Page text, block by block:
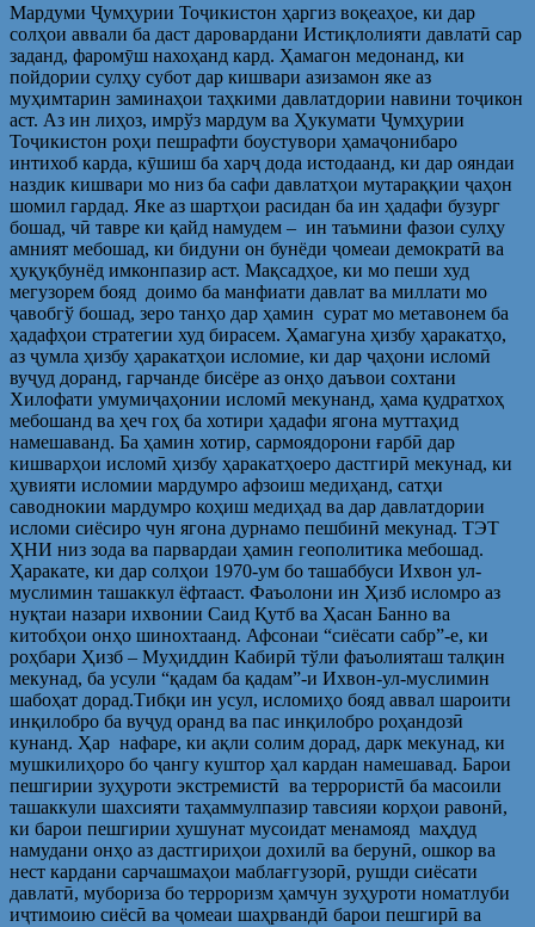
Мардуми Ҷумҳурии Тоҷикистон ҳаргиз воқеаҳое, ки дар
солҳои аввали ба даст даровардани Истиқлолияти давлатӣ сар
заданд, фаромӯш нахоҳанд кард. Ҳамагон медонанд, ки
пойдории сулҳу субот дар кишвари азизамон яке аз
муҳимтарин заминаҳои таҳкими давлатдории навини тоҷикон
аст. Аз ин лиҳоз, имрўз мардум ва Ҳукумати Ҷумҳурии
Тоҷикистон роҳи пешрафти боустувори ҳамаҷонибаро
интихоб карда, кӯшиш ба харҷ дода истодаанд, ки дар ояндаи
наздик кишвари мо низ ба сафи давлатҳои мутараққии ҷаҳон
шомил гардад. Яке аз шартҳои расидан ба ин ҳадафи бузург
бошад, чӣ тавре ки қайд намудем – ин таъмини фазои сулҳу
амният мебошад, ки бидуни он бунёди ҷомеаи демократӣ ва
ҳуқуқбунёд имконпазир аст. Мақсадҳое, ки мо пеши худ
мегузорем бояд доимо ба манфиати давлат ва миллати мо
ҷавобгў бошад, зеро танҳо дар ҳамин сурат мо метавонем ба
ҳадафҳои стратегии худ бирасем. Ҳамагуна ҳизбу ҳаракатҳо,
аз ҷумла ҳизбу ҳаракатҳои исломие, ки дар ҷаҳони исломӣ
вуҷуд доранд, гарчанде бисёре аз онҳо даъвои сохтани
Хилофати умумиҷаҳонии исломӣ мекунанд, ҳама қудратхоҳ
мебошанд ва ҳеч гоҳ ба хотири ҳадафи ягона муттаҳид
намешаванд. Ба ҳамин хотир, сармоядорони ғарбӣ дар
кишварҳои исломӣ ҳизбу ҳаракатҳоеро дастгирӣ мекунад, ки
ҳувияти исломии мардумро афзоиш медиҳанд, сатҳи
саводнокии мардумро коҳиш медиҳад ва дар давлатдории
исломи сиёсиро чун ягона дурнамо пешбинӣ мекунад. ТЭТ
ҲНИ низ зода ва парвардаи ҳамин геополитика мебошад.
Ҳаракате, ки дар солҳои 1970-ум бо ташаббуси Ихвон ул-
муслимин ташаккул ёфтааст. Фаъолони ин Ҳизб исломро аз
нуқтаи назари ихвонии Саид Қутб ва Ҳасан Банно ва
китобҳои онҳо шинохтаанд. Афсонаи “сиёсати сабр”-е, ки
роҳбари Ҳизб – Муҳиддин Кабирӣ тўли фаъолияташ талқин
мекунад, ба усули “қадам ба қадам”-и Ихвон-ул-муслимин
шабоҳат дорад.Тибқи ин усул, исломиҳо бояд аввал шароити
инқилобро ба вуҷуд оранд ва пас инқилобро роҳандозӣ
кунанд. Ҳар нафаре, ки ақли солим дорад, дарк мекунад, ки
мушкилиҳоро бо ҷангу куштор ҳал кардан намешавад. Барои
пешгирии зуҳуроти экстремистӣ ва террористӣ ба масоили
ташаккули шахсияти таҳаммулпазир тавсияи корҳои равонӣ,
ки барои пешгирии хушунат мусоидат менамояд маҳдуд
намудани онҳо аз дастгириҳои дохилӣ ва берунӣ, ошкор ва
нест кардани сарчашмаҳои маблағгузорӣ, рушди сиёсати
давлатӣ, мубориза бо терроризм ҳамчун зуҳуроти номатлуби
иҷтимоию сиёсӣ ва ҷомеаи шаҳрвандӣ барои пешгирӣ ва